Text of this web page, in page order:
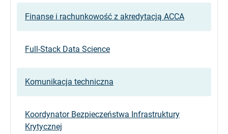
Finanse i rachunkowość z akredytacją ACCA
Full-Stack Data Science
Komunikacja techniczna
Koordynator Bezpieczeństwa Infrastruktury
Krytycznej